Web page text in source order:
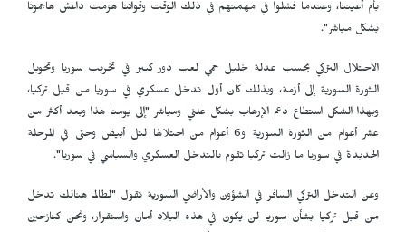
بأم أعيننا، وعندما فشلوا في مهمتهم في ذلك الوقت وقواتنا هزمت داعش هاجمونا
بشكل مباشر".
الاحتلال التركي بحسب عدلة خليل حمي لعب دور كبير في تخريب سوريا وتحويل
الثورة السورية إلى أزمة، وبذلك كان أول تدخل عسكري في سوريا من قبل تركيا،
وبهذا الشكل استطاع دعم الإرهاب بشكل علني ومباشر "إلى يومنا هذا وبعد أكثر من
عشر أعوام من الثورة السورية و6 أعوام من احتلالها لتل أبيض وحتى في المرحلة
الجديدة في سوريا ما زالت تركيا تقوم بالتدخل العسكري والسياسي في سوريا".
وعن التدخل التركي السافر في الشؤون والأراضي السورية تقول "لطالما هنالك تدخل
من قبل تركيا بشأن سوريا لن يكون في هذه البلاد أمان واستقرار، ونحن كنازحين